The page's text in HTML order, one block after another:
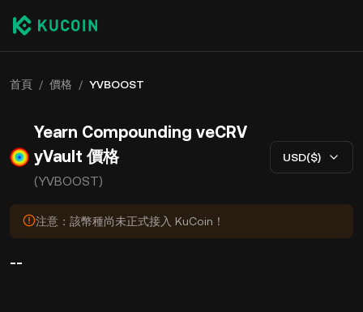
首頁 / 價格 / YVBOOST
Yearn Compounding veCRV
yVault 價格
(YVBOOST)
USD($)
注意：該幣種尚未正式接入 KuCoin！
--